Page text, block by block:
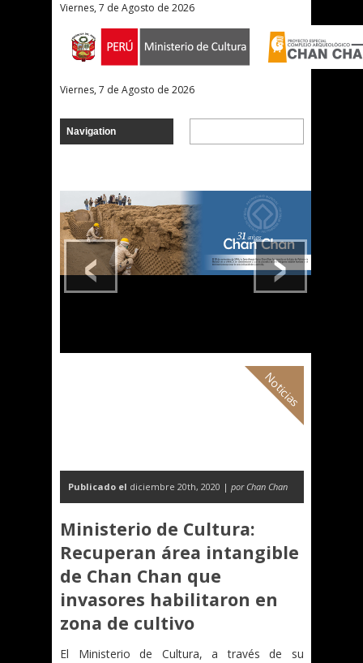
Viernes, 7 de Agosto de 2026
Viernes, 7 de Agosto de 2026
›
‹
Noticias
Publicado el diciembre 20th, 2020 | por Chan Chan
Ministerio de Cultura:
Recuperan área intangible
de Chan Chan que
invasores habilitaron en
zona de cultivo
El Ministerio de Cultura, a través de su